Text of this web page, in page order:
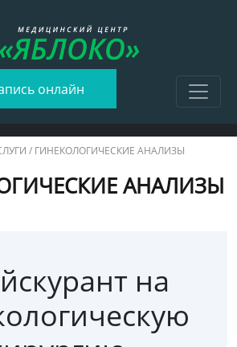
онлайн
/ ГИНЕКОЛОГИЧЕСКИЕ АНАЛИЗЫ
АНАЛИЗЫ
на